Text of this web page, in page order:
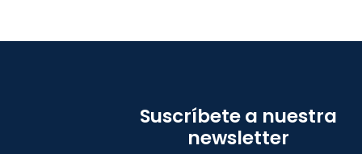
Suscríbete a nuestra
newsletter